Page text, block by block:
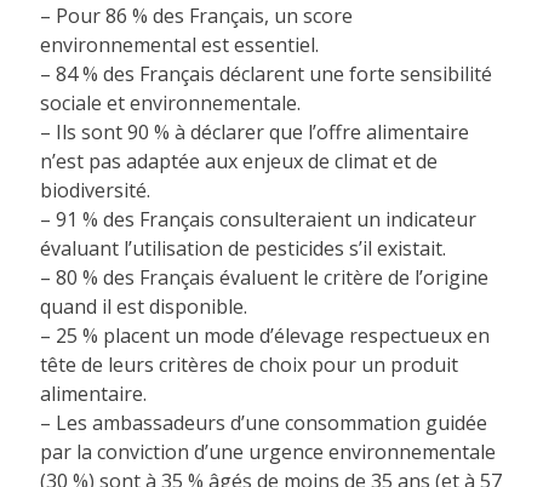
– Pour 86 % des Français, un score
environnemental est essentiel.
– 84 % des Français déclarent une forte sensibilité
sociale et environnementale.
– Ils sont 90 % à déclarer que l’offre alimentaire
n’est pas adaptée aux enjeux de climat et de
biodiversité.
– 91 % des Français consulteraient un indicateur
évaluant l’utilisation de pesticides s’il existait.
– 80 % des Français évaluent le critère de l’origine
quand il est disponible.
– 25 % placent un mode d’élevage respectueux en
tête de leurs critères de choix pour un produit
alimentaire.
– Les ambassadeurs d’une consommation guidée
par la conviction d’une urgence environnementale
(30 %) sont à 35 % âgés de moins de 35 ans (et à 57